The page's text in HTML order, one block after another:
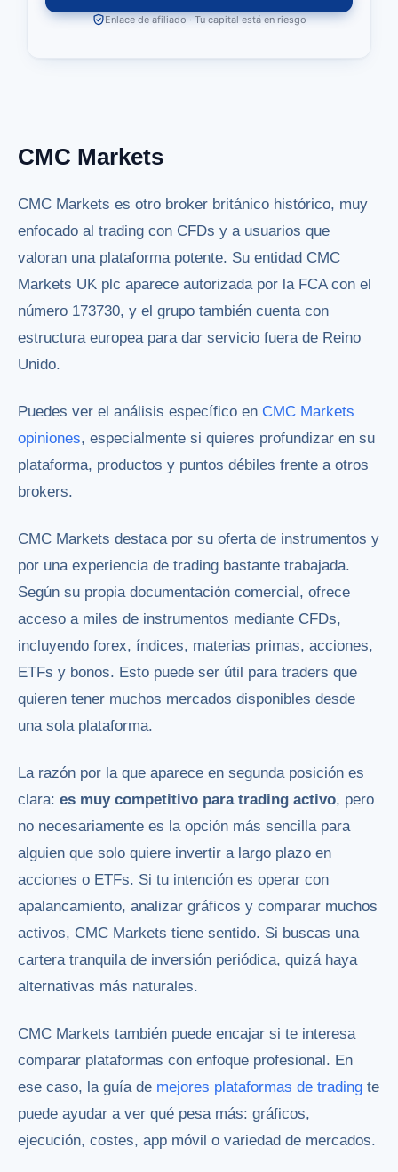
Enlace de afiliado · Tu capital está en riesgo
CMC Markets
CMC Markets es otro broker británico histórico, muy
enfocado al trading con CFDs y a usuarios que
valoran una plataforma potente. Su entidad CMC
Markets UK plc aparece autorizada por la FCA con el
número 173730, y el grupo también cuenta con
estructura europea para dar servicio fuera de Reino
Unido.
Puedes ver el análisis específico en CMC Markets
opiniones, especialmente si quieres profundizar en su
plataforma, productos y puntos débiles frente a otros
brokers.
CMC Markets destaca por su oferta de instrumentos y
por una experiencia de trading bastante trabajada.
Según su propia documentación comercial, ofrece
acceso a miles de instrumentos mediante CFDs,
incluyendo forex, índices, materias primas, acciones,
ETFs y bonos. Esto puede ser útil para traders que
quieren tener muchos mercados disponibles desde
una sola plataforma.
La razón por la que aparece en segunda posición es
clara: es muy competitivo para trading activo, pero
no necesariamente es la opción más sencilla para
alguien que solo quiere invertir a largo plazo en
acciones o ETFs. Si tu intención es operar con
apalancamiento, analizar gráficos y comparar muchos
activos, CMC Markets tiene sentido. Si buscas una
cartera tranquila de inversión periódica, quizá haya
alternativas más naturales.
CMC Markets también puede encajar si te interesa
comparar plataformas con enfoque profesional. En
ese caso, la guía de mejores plataformas de trading te
puede ayudar a ver qué pesa más: gráficos,
ejecución, costes, app móvil o variedad de mercados.